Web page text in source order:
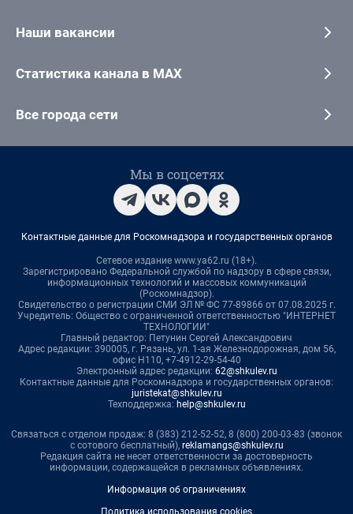
Наши вакансии
Статистика канала в MAX
Все города сети
Мы в соцсетях
Контактные данные для Роскомнадзора и государственных органов
Сетевое издание www.ya62.ru (18+).
Зарегистрировано Федеральной службой по надзору в сфере связи,
информационных технологий и массовых коммуникаций
(Роскомнадзор).
Свидетельство о регистрации СМИ ЭЛ № ФС 77-89866 от 07.08.2025 г.
Учредитель: Общество с ограниченной ответственностью "ИНТЕРНЕТ
ТЕХНОЛОГИИ"
Главный редактор: Петунин Сергей Александрович
Адрес редакции: 390005, г. Рязань, ул. 1-ая Железнодорожная, дом 56,
офис Н110, +7-4912-29-54-40
Электронный адрес редакции: 62@shkulev.ru
Контактные данные для Роскомнадзора и государственных органов:
juristekat@shkulev.ru
Техподдержка: help@shkulev.ru
Связаться с отделом продаж: 8 (383) 212-52-52, 8 (800) 200-03-83 (звонок
с сотового бесплатный), reklamangs@shkulev.ru
Редакция сайта не несет ответственности за достоверность
информации, содержащейся в рекламных объявлениях.
Информация об ограничениях
Политика использования cookies